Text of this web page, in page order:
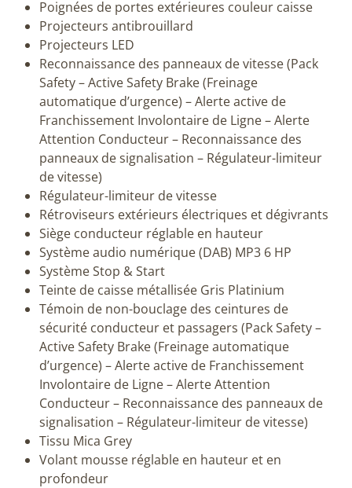
Poignées de portes extérieures couleur caisse
Projecteurs antibrouillard
Projecteurs LED
Reconnaissance des panneaux de vitesse (Pack
Safety – Active Safety Brake (Freinage
automatique d’urgence) – Alerte active de
Franchissement Involontaire de Ligne – Alerte
Attention Conducteur – Reconnaissance des
panneaux de signalisation – Régulateur-limiteur
de vitesse)
Régulateur-limiteur de vitesse
Rétroviseurs extérieurs électriques et dégivrants
Siège conducteur réglable en hauteur
Système audio numérique (DAB) MP3 6 HP
Système Stop & Start
Teinte de caisse métallisée Gris Platinium
Témoin de non-bouclage des ceintures de
sécurité conducteur et passagers (Pack Safety –
Active Safety Brake (Freinage automatique
d’urgence) – Alerte active de Franchissement
Involontaire de Ligne – Alerte Attention
Conducteur – Reconnaissance des panneaux de
signalisation – Régulateur-limiteur de vitesse)
Tissu Mica Grey
Volant mousse réglable en hauteur et en
profondeur